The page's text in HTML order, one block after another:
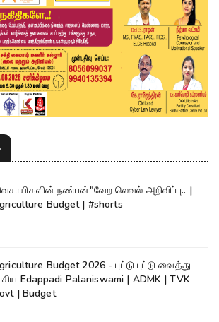
நண்பன்"வேற லெவல் அறிவிப்பு.. |
Budget | #shorts
Budget 2026 - புட்டு புட்டு வைத்து
Edappadi Palaniswami | ADMK | TVK
| Budget